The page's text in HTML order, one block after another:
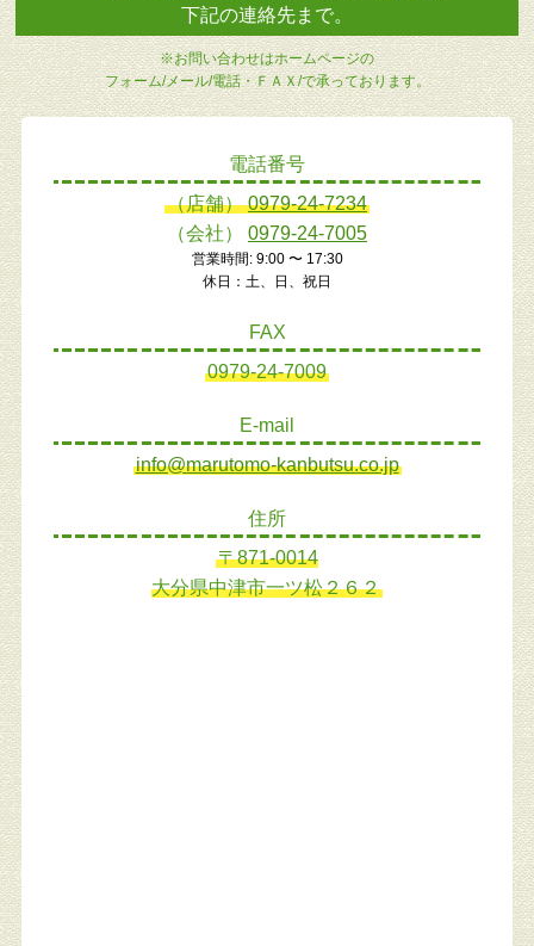
下記の連絡先まで。
※お問い合わせはホームページの
フォーム/メール/電話・ＦＡＸ/で承っております。
電話番号
（店舗）0979-24-7234
（会社） 0979-24-7005
営業時間: 9:00 〜 17:30
休日：土、日、祝日
FAX
0979-24-7009
E-mail
info@marutomo-kanbutsu.co.jp
住所
〒871-0014
大分県中津市一ツ松２６２